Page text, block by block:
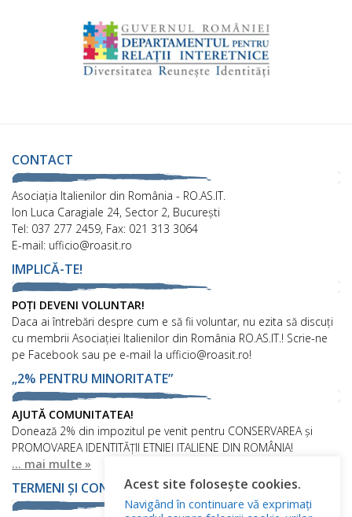
CONTACT
Asociaţia Italienilor din România - RO.AS.IT.
Ion Luca Caragiale 24, Sector 2, București
Tel: 037 277 2459, Fax: 021 313 3064
E-mail: ufficio@roasit.ro
IMPLICĂ-TE!
POȚI DEVENI VOLUNTAR!
Daca ai întrebări despre cum e să fii voluntar, nu ezita să discuți
cu membrii Asociației Italienilor din România RO.AS.IT.! Scrie-ne
pe Facebook sau pe e-mail la ufficio@roasit.ro!
„2% PENTRU MINORITATE”
AJUTĂ COMUNITATEA!
Donează 2% din impozitul pe venit pentru CONSERVAREA și
PROMOVAREA IDENTITĂȚII ETNIEI ITALIENE DIN ROMÂNIA!
... mai multe »
TERMENI ȘI CONDIȚIIAcest site folosește cookies.
Navigând în continuare vă exprimați